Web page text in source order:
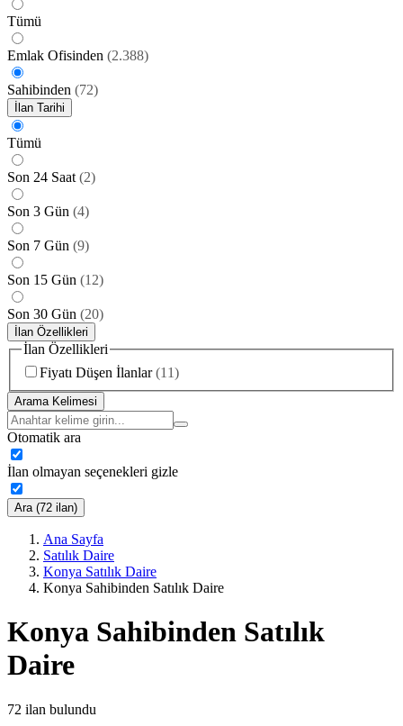
Tümü
Emlak Ofisinden (2.388)
Sahibinden (72)
İlan Tarihi
Tümü
Son 24 Saat (2)
Son 3 Gün (4)
Son 7 Gün (9)
Son 15 Gün (12)
Son 30 Gün (20)
İlan Özellikleri
İlan Özellikleri
Fiyatı Düşen İlanlar (11)
Arama Kelimesi
Otomatik ara
İlan olmayan seçenekleri gizle
Ara (72 ilan)
Ana Sayfa
Satılık Daire
Konya Satılık Daire
Konya Sahibinden Satılık Daire
Konya Sahibinden Satılık
Daire
72 ilan bulundu